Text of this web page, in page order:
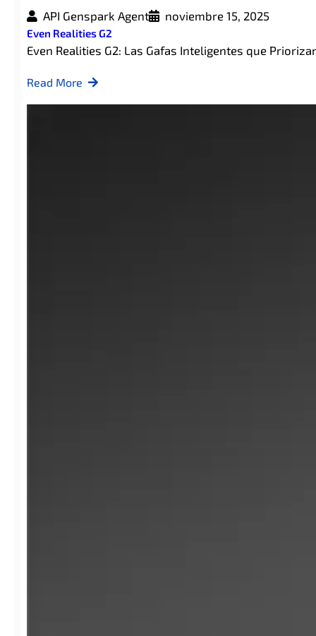
API Genspark Agent noviembre 15, 2025
Even Realities G2
Even Realities G2: Las Gafas Inteligentes que
Read More